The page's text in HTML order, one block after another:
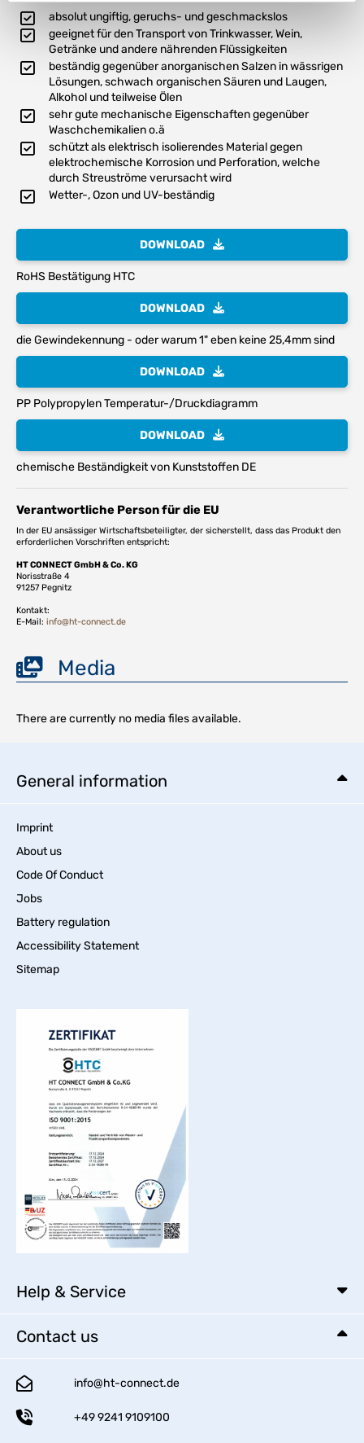
absolut ungiftig, geruchs- und geschmackslos
geeignet für den Transport von Trinkwasser, Wein,
Getränke und andere nährenden Flüssigkeiten
beständig gegenüber anorganischen Salzen in wässrigen
Lösungen, schwach organischen Säuren und Laugen,
Alkohol und teilweise Ölen
sehr gute mechanische Eigenschaften gegenüber
Waschchemikalien o.ä
schützt als elektrisch isolierendes Material gegen
elektrochemische Korrosion und Perforation, welche
durch Streuströme verursacht wird
Wetter-, Ozon und UV-beständig
DOWNLOAD
RoHS Bestätigung HTC
DOWNLOAD
die Gewindekennung - oder warum 1" eben keine 25,4mm sind
DOWNLOAD
PP Polypropylen Temperatur-/Druckdiagramm
DOWNLOAD
chemische Beständigkeit von Kunststoffen DE
Verantwortliche Person für die EU
In der EU ansässiger Wirtschaftsbeteiligter, der sicherstellt, dass das Produkt den
erforderlichen Vorschriften entspricht:
HT CONNECT GmbH & Co. KG
Norisstraße 4
91257 Pegnitz
Kontakt:
E-Mail: info@ht-connect.de
Media
There are currently no media files available.
General information
Imprint
About us
Code Of Conduct
Jobs
Battery regulation
Accessibility Statement
Sitemap
Help & Service
Contact us
info@ht-connect.de
+49 9241 9109100